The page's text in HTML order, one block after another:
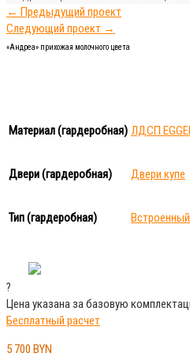
← Предыдущий проект
Следующий проект →
«Андреа» прихожая молочного цвета
Материал (гардеробная) ЛДСП
Двери (гардеробная) Двери купе
Тип (гардеробная)
?
Цена указана за базовую
Бесплатный расчет
5 700 BYN